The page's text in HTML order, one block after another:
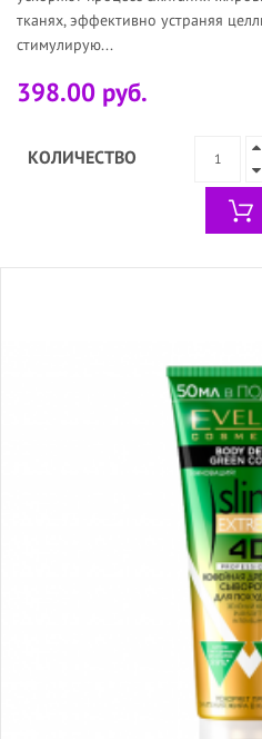
тканях, эффективно устраняя
стимулирую...
398.00 руб.
КОЛИЧЕСТВО